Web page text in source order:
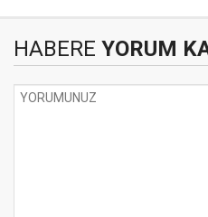
HABERE YORUM